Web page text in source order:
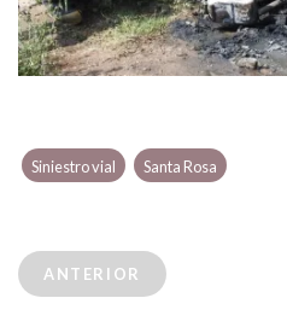
Siniestro vial Santa Rosa
ANTERIOR